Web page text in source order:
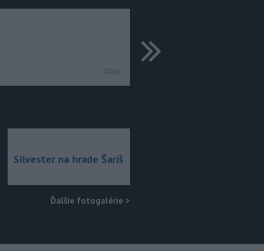
Zdroj:
ďalšie
Silvester na hrade Šariš
Ďalšie fotogalérie >